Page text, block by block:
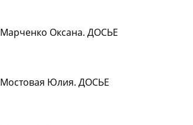
Марченко Оксана. ДОСЬЕ
Мостовая Юлия. ДОСЬЕ